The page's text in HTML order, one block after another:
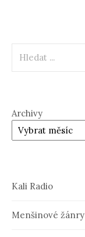
Archivy
Kali Radio
Menšinové žánry